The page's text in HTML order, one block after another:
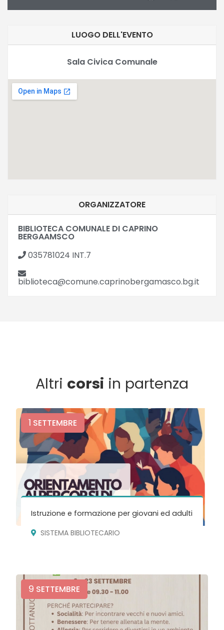
LUOGO DELL'EVENTO
Sala Civica Comunale
ORGANIZZATORE
BIBLIOTECA COMUNALE DI CAPRINO
BERGAAMSCO
035781024 INT.7
biblioteca@comune.caprinobergamasco.bg.it
Altri corsi in partenza
1 SETTEMBRE
Istruzione e formazione per giovani ed adulti
SISTEMA BIBLIOTECARIO
9 SETTEMBRE